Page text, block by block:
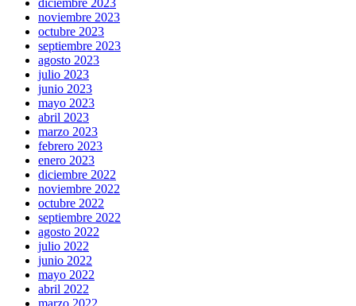
noviembre 2023
octubre 2023
septiembre 2023
agosto 2023
julio 2023
junio 2023
mayo 2023
abril 2023
marzo 2023
febrero 2023
enero 2023
diciembre 2022
noviembre 2022
octubre 2022
septiembre 2022
agosto 2022
julio 2022
junio 2022
mayo 2022
abril 2022
marzo 2022